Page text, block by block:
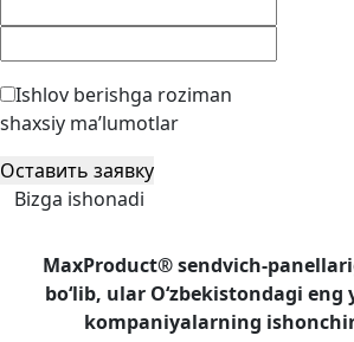
Ishlov berishga roziman
shaxsiy ma’lumotlar
Оставить заявку
Bizga ishonadi
MaxProduct® sendvich-
bo‘lib, ular O‘zbekistondagi
kompaniyalarning